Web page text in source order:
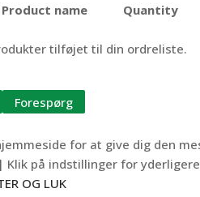
Product name Quantity
tilføjet til din ordreliste.
Forespørg
for at give dig den
Klik på indstillinger for
OG LUK